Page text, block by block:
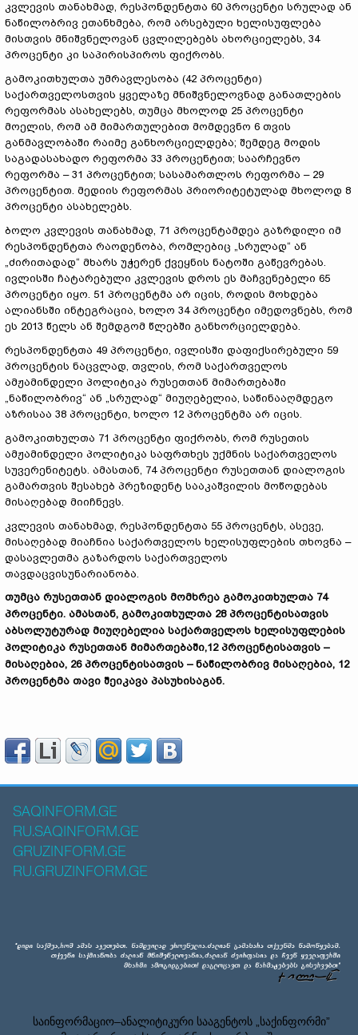
კვლევის თანახმად, რესპონდენტთა 60 პროცენტი სრულად ან
ნაწილობრივ ეთანხმება, რომ არსებული ხელისუფლება
მისთვის მნიშვნელოვან ცვლილებებს ახორციელებს, 34
პროცენტი კი საპირისპიროს ფიქრობს.
გამოკითხულთა უმრავლესობა (42 პროცენტი)
საქართველოსთვის ყველაზე მნიშვნელოვნად განათლების
რეფორმას ასახელებს, თუმცა მხოლოდ 25 პროცენტი
მოელის, რომ ამ მიმართულებით მომდევნო 6 თვის
განმავლობაში რაიმე განხორციელდება; შემდეგ მოდის
საგადასახადო რეფორმა 33 პროცენტით; საარჩევნო
რეფორმა – 31 პროცენტით; სასამართლოს რეფორმა – 29
პროცენტით. მედიის რეფორმას პრიორიტეტულად მხოლოდ 8
პროცენტი ასახელებს.
ბოლო კვლევის თანახმად, 71 პროცენტამდეა გაზრდილი იმ
რესპონდენტთა რაოდენობა, რომლებიც „სრულად“ ან
„ძირითადად“ მხარს უჭერენ ქვეყნის ნატოში გაწევრებას.
ივლისში ჩატარებული კვლევის დროს ეს მაჩვენებელი 65
პროცენტი იყო. 51 პროცენტმა არ იცის, როდის მოხდება
ალიანსში ინტეგრაცია, ხოლო 34 პროცენტი იმედოვნებს, რომ
ეს 2013 წელს ან შემდგომ წლებში განხორციელდება.
რესპონდენტთა 49 პროცენტი, ივლისში დაფიქსირებული 59
პროცენტის ნაცვლად, თვლის, რომ საქართველოს
ამჟამინდელი პოლიტიკა რუსეთთან მიმართებაში
„ნაწილობრივ“ ან „სრულად“ მიუღებელია, საწინააღმდეგო
აზრისაა 38 პროცენტი, ხოლო 12 პროცენტმა არ იცის.
გამოკითხულთა 71 პროცენტი ფიქრობს, რომ რუსეთის
ამჟამინდელი პოლიტიკა საფრთხეს უქმნის საქართველოს
სუვერენიტეტს. ამასთან, 74 პროცენტი რუსეთთან დიალოგის
გამართვის შესახებ პრეზიდენტ სააკაშვილის მოწოდებას
მისაღებად მიიჩნევს.
კვლევის თანახმად, რესპონდენტთა 55 პროცენტს, ასევე,
მისაღებად მიაჩნია საქართველოს ხელისუფლების თხოვნა –
დასავლეთმა გაზარდოს საქართველოს
თავდაცვისუნარიანობა.
თუმცა რუსეთთან დიალოგის მომხრეა გამოკითხულთა 74
პროცენტი. ამასთან, გამოკითხულთა 28 პროცენტისათვის
აბსოლუტურად მიუღებელია საქართველოს ხელისუფლების
პოლიტიკა რუსეთთან მიმართებაში,12 პროცენტისათვის –
მისაღებია, 26 პროცენტისათვის – ნაწილობრივ მისაღებია, 12
პროცენტმა თავი შეიკავა პასუხისაგან.
SAQINFORM.GE
RU.SAQINFORM.GE
GRUZINFORM.GE
RU.GRUZINFORM.GE
საინფორმაციო–ანალიტიკური სააგენტოს „საქინფორმი”